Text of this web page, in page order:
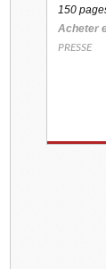
150
Acheter
PRESSE